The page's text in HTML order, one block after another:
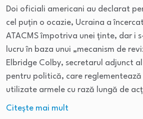
Doi oficiali americani au declarat
cel puțin o ocazie, Ucraina a
ATACMS împotriva unei ținte, dar i
lucru în baza unui „mecanism de
Elbridge Colby, secretarul adjunct
pentru politică, care
utilizate armele cu rază lungă de
Citeşte mai mult